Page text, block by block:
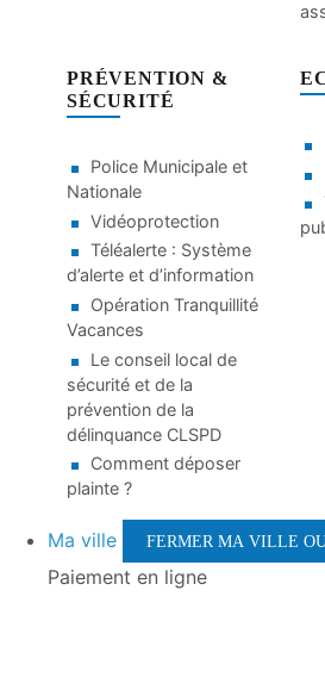
PRÉVENTION &
SÉCURITÉ
Police Municipale et
Nationale
Vidéoprotection
Téléalerte : Système
d’alerte et d’information
Opération Tranquillité
Vacances
Le conseil local de
sécurité et de la
prévention de la
délinquance CLSPD
Comment déposer
plainte ?
Ma ville FERMER MA VILLE
Paiement en ligne